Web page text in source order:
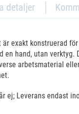
detaljer
exakt konstruerad
en hand, utan
arbetsmaterial
ej; Leverans endast